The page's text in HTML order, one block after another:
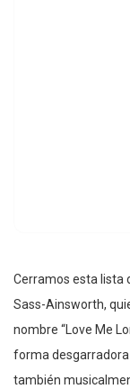
Cerramos esta lista
Sass-Ainsworth,
nombre “Love Me
forma
también